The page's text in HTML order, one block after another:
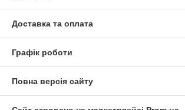
Доставка та оплата
Графік роботи
Повна версія сайту